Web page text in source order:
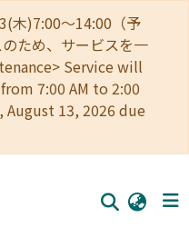
木)7:00～14:00（予
ため、サービスを一
Service will
7:00 AM to 2:00
13, 2026 due